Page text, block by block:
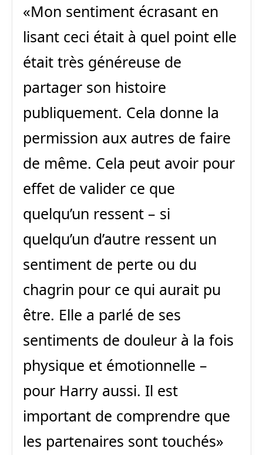
«Mon sentiment écrasant en
lisant ceci était à quel point elle
était très généreuse de
partager son histoire
publiquement. Cela donne la
permission aux autres de faire
de même. Cela peut avoir pour
effet de valider ce que
quelqu’un ressent – si
quelqu’un d’autre ressent un
sentiment de perte ou du
chagrin pour ce qui aurait pu
être. Elle a parlé de ses
sentiments de douleur à la fois
physique et émotionnelle –
pour Harry aussi. Il est
important de comprendre que
les partenaires sont touchés»